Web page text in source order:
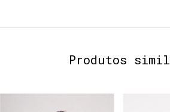
Produtos